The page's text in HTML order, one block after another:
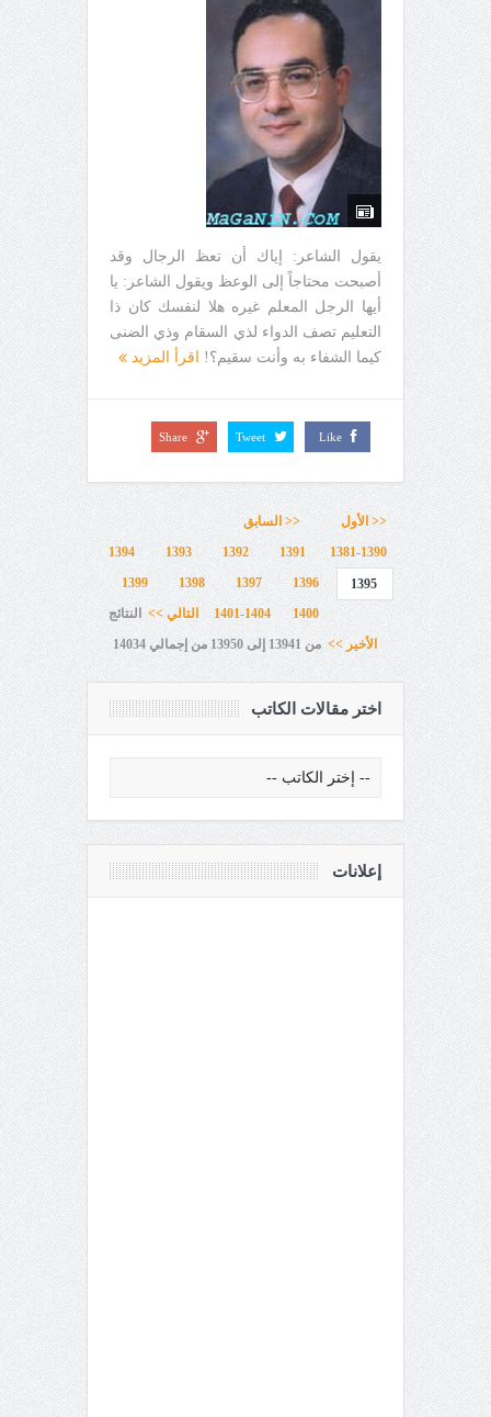
يقول الشاعر: إياك أن تعظ الرجال وقد
أصبحت محتاجاً إلى الوعظ ويقول الشاعر: يا
أيها الرجل المعلم غيره هلا لنفسك كان ذا
التعليم تصف الدواء لذي السقام وذي الضنى
كيما الشفاء به وأنت سقيم؟!
اقرأ المزيد
Like
Tweet
Share
<< الأول
<< السابق
1381-1390
1391
1392
1393
1394
1395
1396
1397
1398
1399
1400
1401-1404
التالي >>
الأخير >>
النتائج
من 13941 إلى 13950 من إجمالي 14034
اختر مقالات الكاتب
إعلانات